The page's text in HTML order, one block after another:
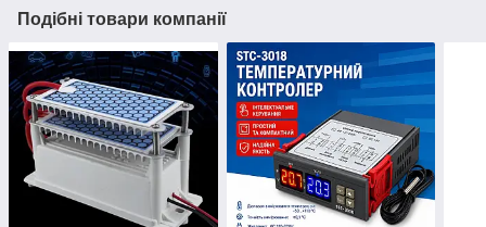
Подібні товари компанії